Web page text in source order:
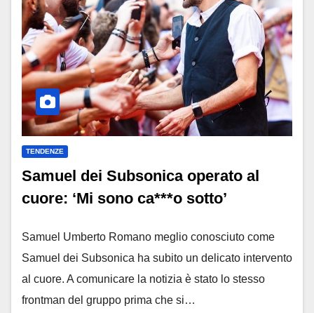
TENDENZE
Samuel dei Subsonica operato al
cuore: ‘Mi sono ca***o sotto’
Samuel Umberto Romano meglio conosciuto come
Samuel dei Subsonica ha subito un delicato intervento
al cuore. A comunicare la notizia è stato lo stesso
frontman del gruppo prima che si…